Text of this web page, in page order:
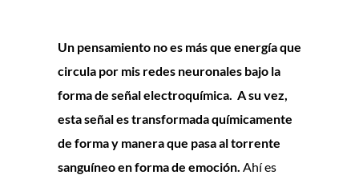
Un pensamiento no es más que energía que
circula por mis redes neuronales bajo la
forma de señal electroquímica. A su vez,
esta señal es transformada químicamente
de forma y manera que pasa al torrente
sanguíneo en forma de emoción. Ahí es